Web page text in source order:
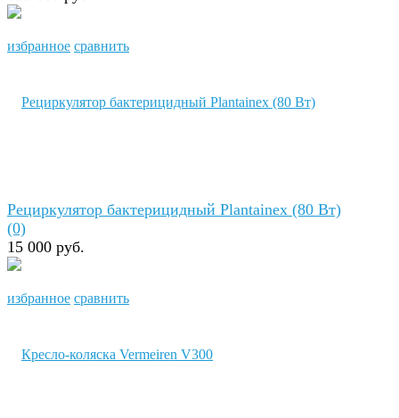
избранное сравнить
избранное сравнить
Рециркулятор бактерицидный Plantainex (80 Вт)
(0)
15 000 руб.